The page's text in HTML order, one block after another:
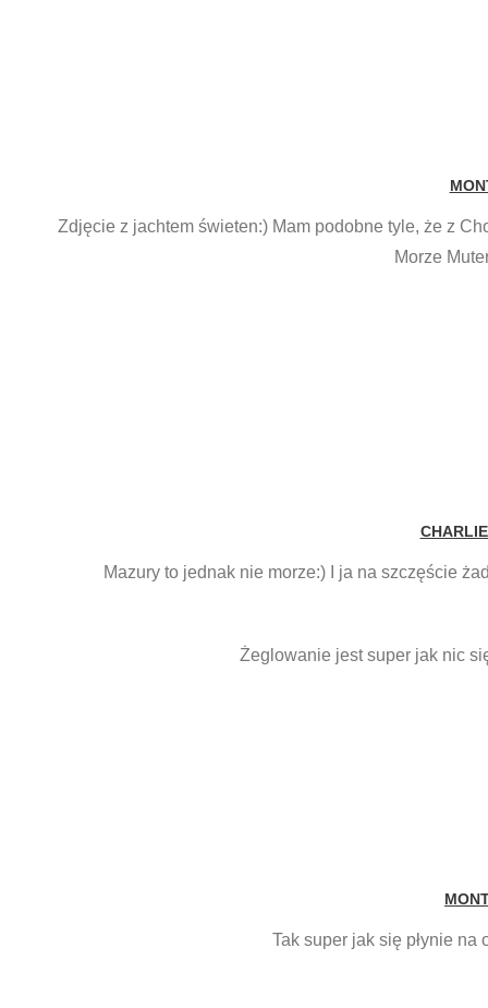
Zdjęcie z jachtem świeten:) Mam podobne tyle, że z
Morze
Mazury to jednak nie morze:) I ja na szczęście
Żeglowanie jest super jak nic
Tak super jak się płynie na